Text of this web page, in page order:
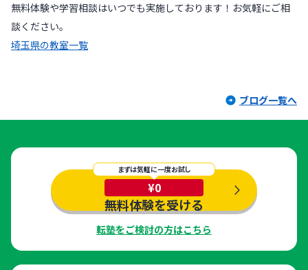
無料体験や学習相談はいつでも実施しております！お気軽にご相
談ください。
埼玉県の教室一覧
ブログ一覧へ
まずは気軽に一度お試し
¥0
無料体験を受ける
転塾をご検討の方はこちら